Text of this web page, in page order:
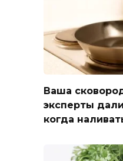
Ваша
эксперты
когда